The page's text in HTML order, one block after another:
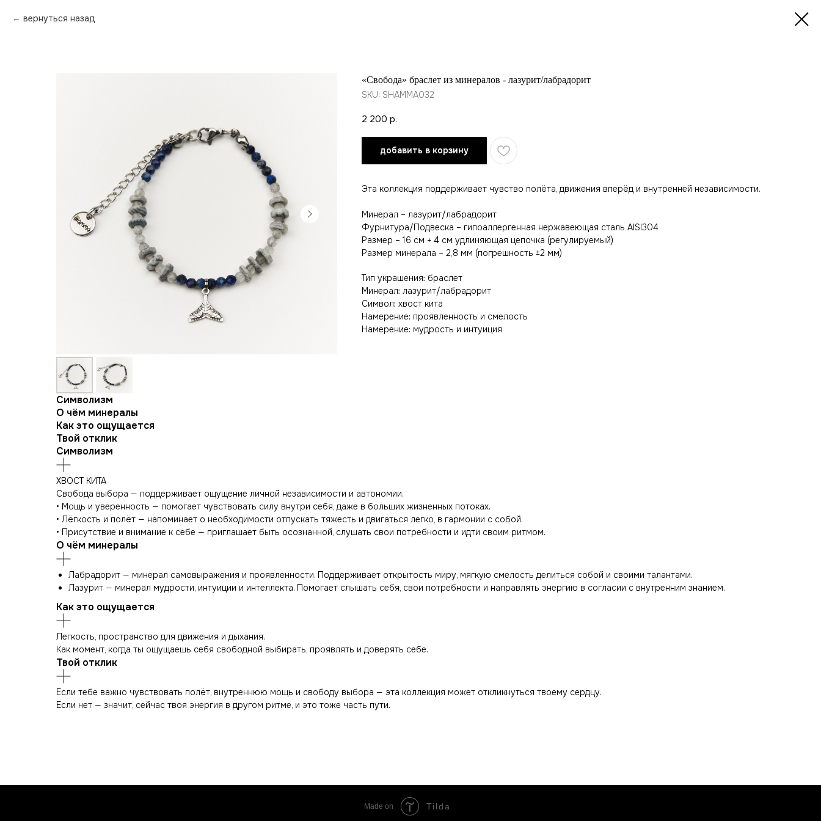
вернуться назад
«Свобода» браслет из минералов - лазурит/лабрадорит
SKU: SHAMMA032
2 200 р.
добавить в корзину
Эта коллекция поддерживает чувство полёта, движения вперёд и внутренней независимости.
Минерал – лазурит/лабрадорит
Фурнитура/Подвеска – гипоаллергенная нержавеющая сталь AISI304
Размер – 16 см + 4 см удлиняющая цепочка (регулируемый)
Размер минерала – 2,8 мм (погрешность ±2 мм)
Тип украшения: браслет
Минерал: лазурит/лабрадорит
Символ: хвост кита
Намерение: проявленность и смелость
Намерение: мудрость и интуиция
Символизм
О чём минералы
Как это ощущается
Твой отклик
Символизм
ХВОСТ КИТА
Свобода выбора — поддерживает ощущение личной независимости и автономии.
• Мощь и уверенность — помогает чувствовать силу внутри себя, даже в больших жизненных потоках.
• Лёгкость и полёт — напоминает о необходимости отпускать тяжесть и двигаться легко, в гармонии с собой.
• Присутствие и внимание к себе — приглашает быть осознанной, слушать свои потребности и идти своим ритмом.
О чём минералы
Лабрадорит — минерал самовыражения и проявленности. Поддерживает открытость миру, мягкую смелость делиться собой и своими талантами.
Лазурит — минерал мудрости, интуиции и интеллекта. Помогает слышать себя, свои потребности и направлять энергию в согласии с внутренним знанием.
Как это ощущается
Легкость, пространство для движения и дыхания.
Как момент, когда ты ощущаешь себя свободной выбирать, проявлять и доверять себе.
Твой отклик
Если тебе важно чувствовать полёт, внутреннюю мощь и свободу выбора — эта коллекция может откликнуться твоему сердцу.
Если нет — значит, сейчас твоя энергия в другом ритме, и это тоже часть пути.
Made on Tilda